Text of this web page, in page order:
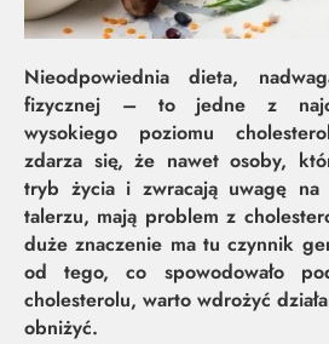
Nieodpowiednia dieta,
fizycznej – to jedne z
wysokiego poziomu
zdarza się, że nawet osoby,
tryb życia i zwracają uwagę
talerzu, mają problem z
duże znaczenie ma tu czynnik
od tego, co spowodowało
cholesterolu, warto wdrożyć
obniżyć.